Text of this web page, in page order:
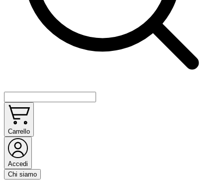
Carrello
Accedi
Chi siamo